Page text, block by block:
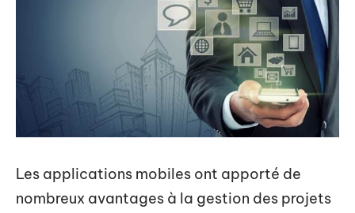
Les applications mobiles ont apporté de
nombreux avantages à la gestion des projets